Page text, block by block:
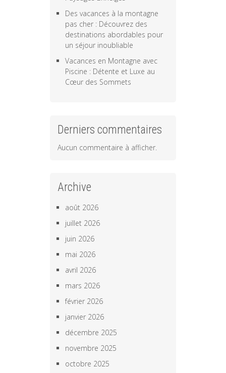
Des vacances à la montagne
pas cher : Découvrez des
destinations abordables pour
un séjour inoubliable
Vacances en Montagne avec
Piscine : Détente et Luxe au
Cœur des Sommets
Derniers commentaires
Aucun commentaire à afficher.
Archive
août 2026
juillet 2026
juin 2026
mai 2026
avril 2026
mars 2026
février 2026
janvier 2026
décembre 2025
novembre 2025
octobre 2025